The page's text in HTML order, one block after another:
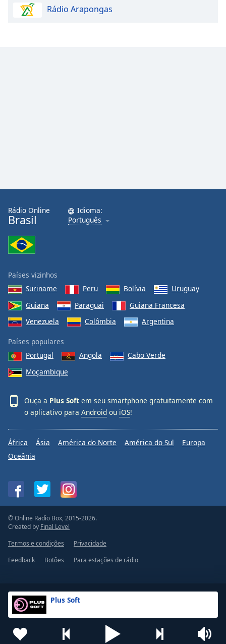
Plus Soft
Rádio Arapongas
Rádio Online
Brasil
Idioma:
Português
Países vizinhos
Suriname
Peru Bolívia
Uruguay
Guiana
Paraguai
Guiana Francesa
Venezuela
Colômbia Argentina
Países populares
Portugal
Angola
Cabo Verde
Moçambique
Ouça a Plus Soft em seu smartphone gratuitamente com
o aplicativo para Android ou iOS!
África Ásia América do Norte América do Sul
Europa
Oceânia
© Online Radio Box, 2015-2026.
Created by Final Level
Termos e condições
Privacidade
Feedback
Botões Para estações de rádio